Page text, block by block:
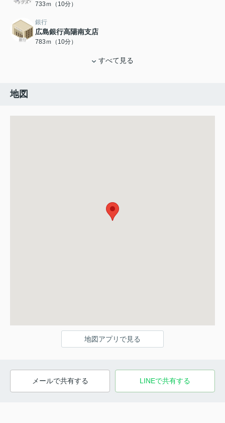
733ｍ（10分）
銀行
広島銀行高陽南支店
783ｍ（10分）
すべて見る
地図
地図アプリで見る
メールで共有する LINEで共有する